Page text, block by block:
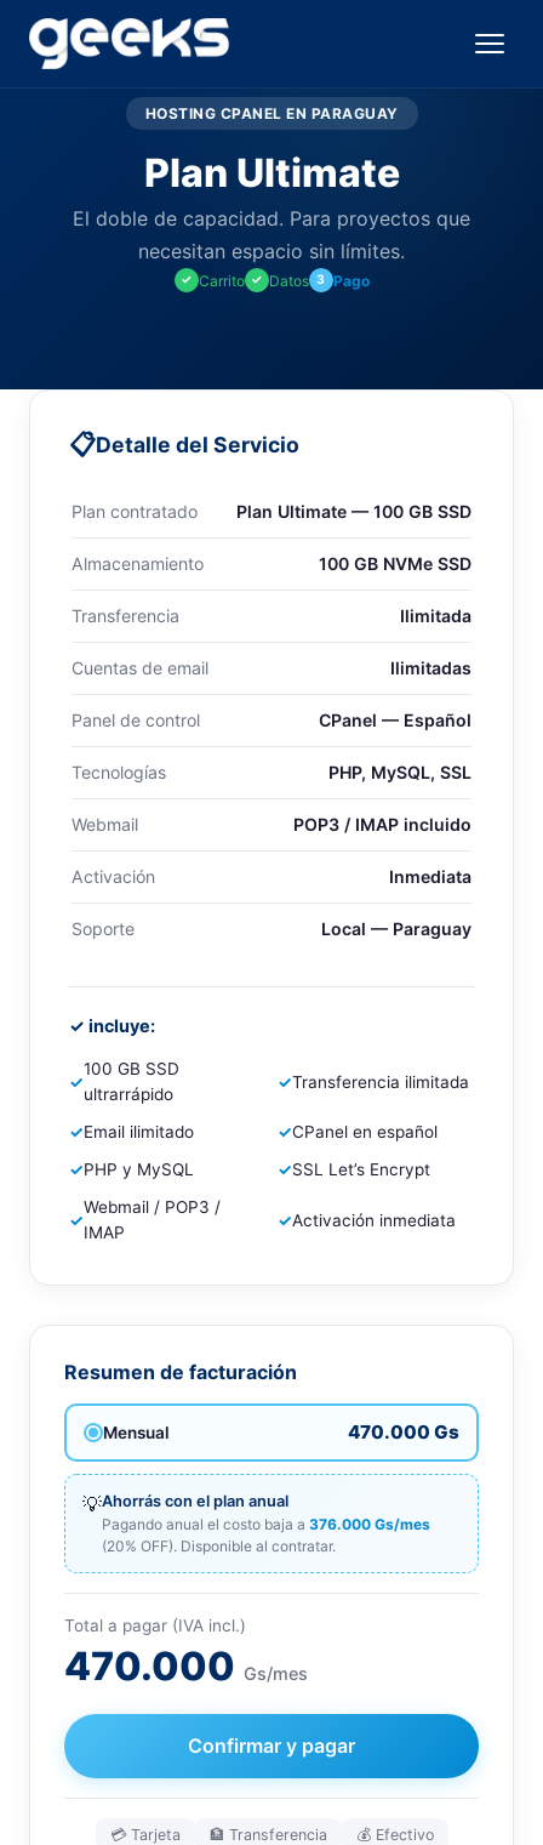
HOSTING CPANEL EN PARAGUAY
Plan Ultimate
El doble de capacidad. Para proyectos que
necesitan espacio sin límites.
✓ Carrito ✓ Datos 3 Pago
📋Detalle del Servicio
Plan contratado Plan Ultimate — 100 GB SSD
Almacenamiento 100 GB NVMe SSD
Transferencia Ilimitada
Cuentas de email Ilimitadas
Panel de control CPanel — Español
Tecnologías PHP, MySQL, SSL
Webmail POP3 / IMAP incluido
Activación Inmediata
Soporte Local — Paraguay
✓ incluye:
✓
100 GB SSD
ultrarrápido
✓Transferencia ilimitada
✓Email ilimitado ✓CPanel en español
✓PHP y MySQL ✓SSL Let’s Encrypt
✓
Webmail / POP3 /
IMAP
✓Activación inmediata
Resumen de facturación
Mensual 470.000 Gs
💡Ahorrás con el plan anual
Pagando anual el costo baja a 376.000 Gs/mes
(20% OFF). Disponible al contratar.
Total a pagar (IVA incl.)
470.000 Gs/mes
Confirmar y pagar
💳 Tarjeta 🏦 Transferencia
💰 Efectivo